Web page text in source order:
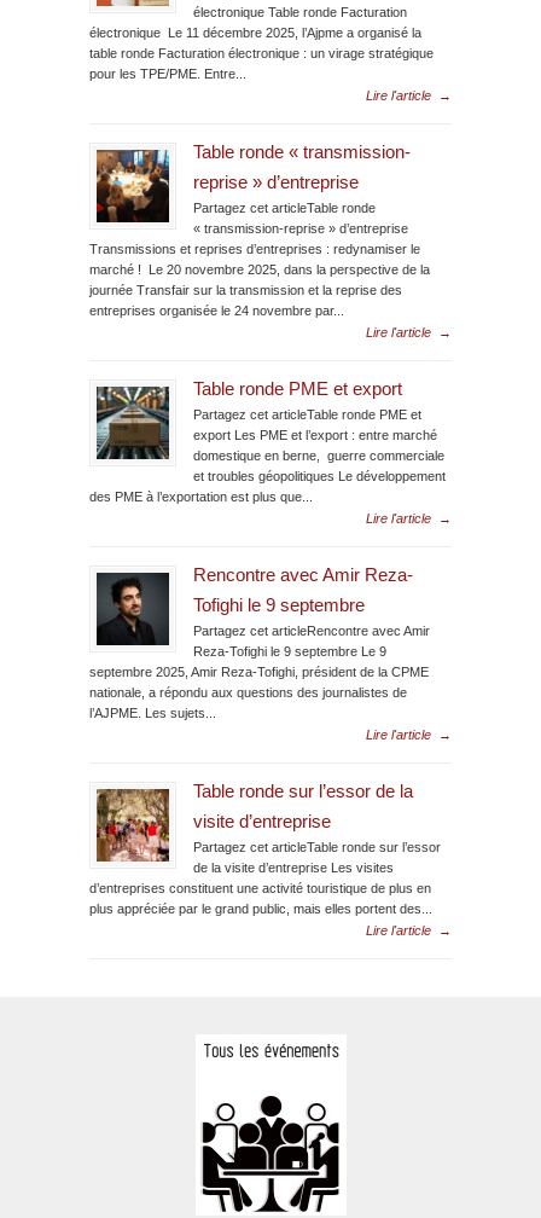
électronique Table ronde Facturation
électronique Le 11 décembre 2025, l’Ajpme a organisé la
table ronde Facturation électronique : un virage stratégique
pour les TPE/PME. Entre...
Lire l'article
→
Table ronde « transmission-
reprise » d’entreprise
Partagez cet articleTable ronde
« transmission-reprise » d’entreprise
Transmissions et reprises d’entreprises : redynamiser le
marché ! Le 20 novembre 2025, dans la perspective de la
journée Transfair sur la transmission et la reprise des
entreprises organisée le 24 novembre par...
Lire l'article
→
Table ronde PME et export
Partagez cet articleTable ronde PME et
export Les PME et l’export : entre marché
domestique en berne, guerre commerciale
et troubles géopolitiques Le développement
des PME à l’exportation est plus que...
Lire l'article
→
Rencontre avec Amir Reza-
Tofighi le 9 septembre
Partagez cet articleRencontre avec Amir
Reza-Tofighi le 9 septembre Le 9
septembre 2025, Amir Reza-Tofighi, président de la CPME
nationale, a répondu aux questions des journalistes de
l’AJPME. Les sujets...
Lire l'article
→
Table ronde sur l’essor de la
visite d’entreprise
Partagez cet articleTable ronde sur l’essor
de la visite d’entreprise Les visites
d’entreprises constituent une activité touristique de plus en
plus appréciée par le grand public, mais elles portent des...
Lire l'article
→